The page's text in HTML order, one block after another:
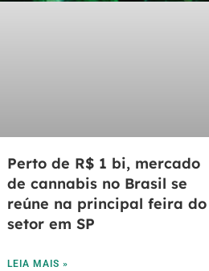
Perto de R$ 1 bi, mercado
de cannabis no Brasil se
reúne na principal feira do
setor em SP
LEIA MAIS »